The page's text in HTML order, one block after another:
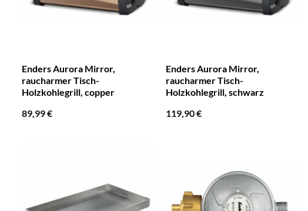
Enders Aurora Mirror,
raucharmer Tisch-
Holzkohlegrill, copper
89,99€
Enders Aurora Mirror,
raucharmer Tisch-
Holzkohlegrill, schwarz
119,90€